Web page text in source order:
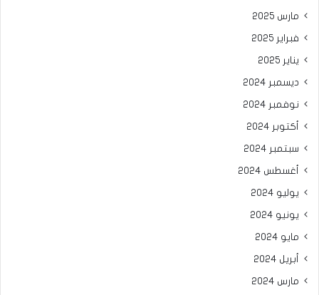
مارس 2025
فبراير 2025
يناير 2025
ديسمبر 2024
نوفمبر 2024
أكتوبر 2024
سبتمبر 2024
أغسطس 2024
يوليو 2024
يونيو 2024
مايو 2024
أبريل 2024
مارس 2024